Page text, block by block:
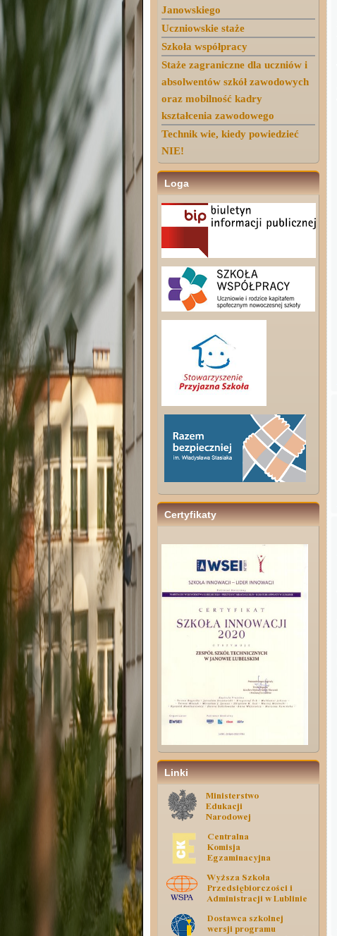
Janowskiego
Uczniowskie staże
Szkoła współpracy
Staże zagraniczne dla uczniów i
absolwentów szkół zawodowych
oraz mobilność kadry
kształcenia zawodowego
Technik wie, kiedy powiedzieć
NIE!
Loga
Certyfikaty
Linki